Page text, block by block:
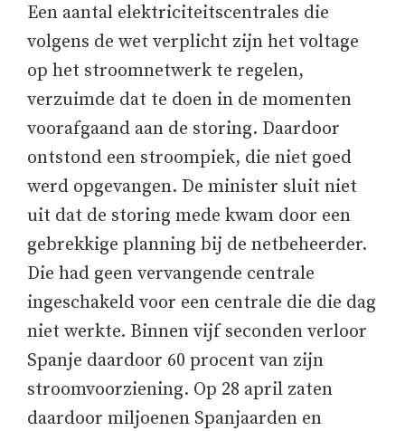
Een aantal elektriciteitscentrales die
volgens de wet verplicht zijn het voltage
op het stroomnetwerk te regelen,
verzuimde dat te doen in de momenten
voorafgaand aan de storing. Daardoor
ontstond een stroompiek, die niet goed
werd opgevangen. De minister sluit niet
uit dat de storing mede kwam door een
gebrekkige planning bij de netbeheerder.
Die had geen vervangende centrale
ingeschakeld voor een centrale die die dag
niet werkte. Binnen vijf seconden verloor
Spanje daardoor 60 procent van zijn
stroomvoorziening. Op 28 april zaten
daardoor miljoenen Spanjaarden en